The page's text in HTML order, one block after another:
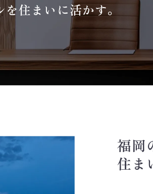
住まいに活かす。
福岡
住ま